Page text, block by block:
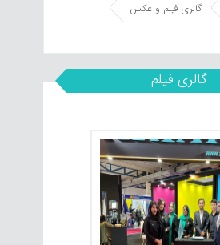
گالری فیلم و عکس
گالری فیلم